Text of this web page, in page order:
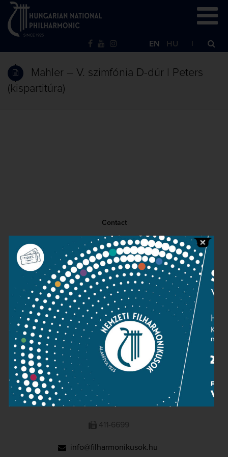
EN HU
Mahler – V. szimfónia D-dúr | Peters
(kispartitúra)
Contact
Public information
Press room
Terms and privacy
Imprint
NATIONAL PHILHARMONIC
1095 Budapest, Komor Marcell u. 1. (Müpa)
411-6600
411-6699
info@filharmonikusok.hu